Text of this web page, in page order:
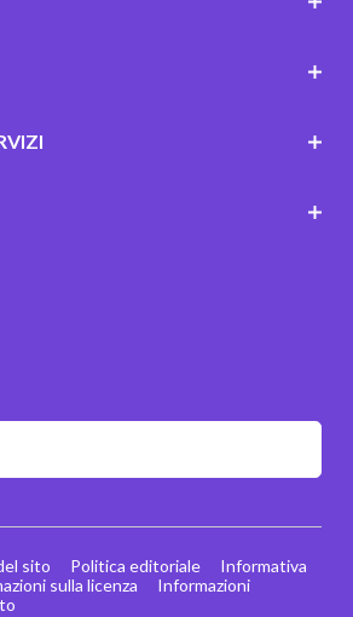
sito Politica editoriale
Informativa
sulla licenza
Informazioni